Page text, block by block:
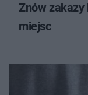
Znów zakazy
miejsc